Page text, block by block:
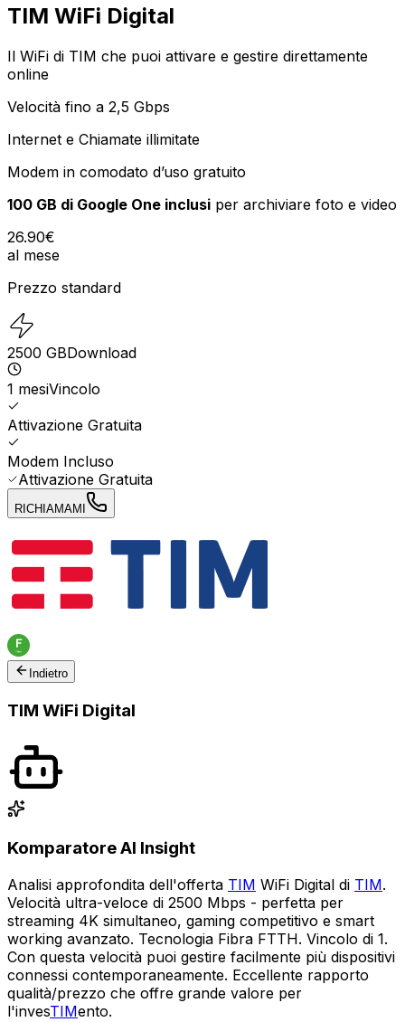
TIM WiFi Digital
Il WiFi di TIM che puoi attivare e gestire direttamente
online
Velocità fino a 2,5 Gbps
Internet e Chiamate illimitate
Modem in comodato d’uso gratuito
100 GB di Google One inclusi per archiviare foto e video
26.90€
al mese
Prezzo standard
2500 GBDownload
1 mesiVincolo
Attivazione Gratuita
Modem Incluso
Attivazione Gratuita
RICHIAMAMI
Indietro
TIM WiFi Digital
Komparatore AI Insight
Analisi approfondita dell'offerta TIM WiFi Digital di TIM.
Velocità ultra-veloce di 2500 Mbps - perfetta per
streaming 4K simultaneo, gaming competitivo e smart
working avanzato. Tecnologia Fibra FTTH. Vincolo di 1.
Con questa velocità puoi gestire facilmente più dispositivi
connessi contemporaneamente. Eccellente rapporto
qualità/prezzo che offre grande valore per
l'invesTIMento.